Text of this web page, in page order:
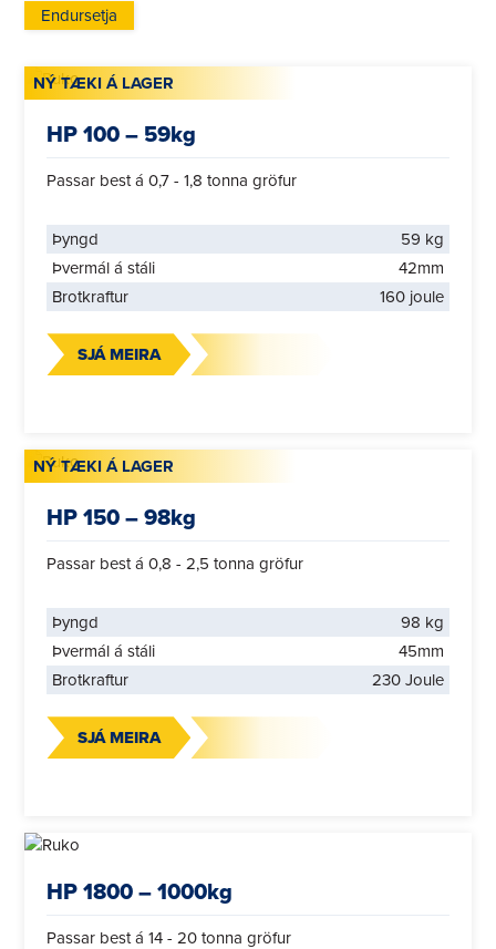
Endursetja
NÝ TÆKI Á LAGER
HP 100 – 59kg
Passar best á 0,7 - 1,8 tonna gröfur
Þyngd
59 kg
Þvermál á stáli
42mm
Brotkraftur
160 joule
SJÁ MEIRA
NÝ TÆKI Á LAGER
HP 150 – 98kg
Passar best á 0,8 - 2,5 tonna gröfur
Þyngd
98 kg
Þvermál á stáli
45mm
Brotkraftur
230 Joule
SJÁ MEIRA
HP 1800 – 1000kg
Passar best á 14 - 20 tonna gröfur